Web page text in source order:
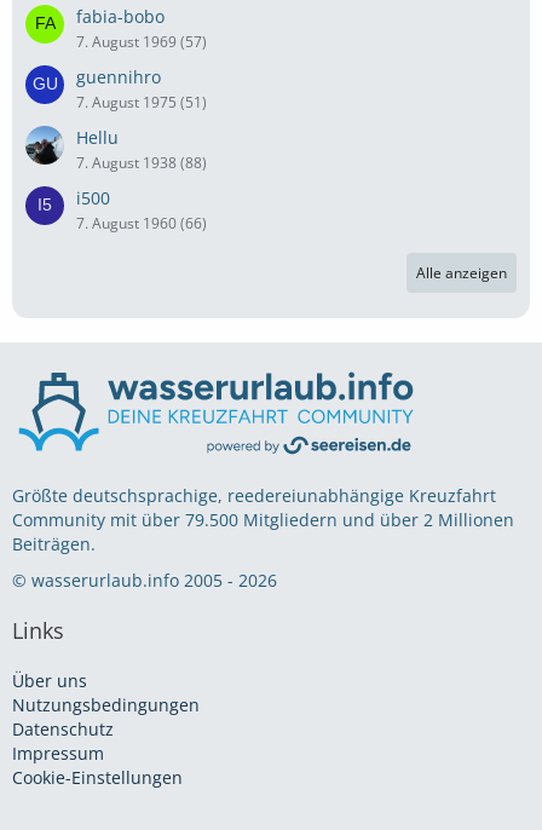
fabia-bobo
7. August 1969 (57)
guennihro
7. August 1975 (51)
Hellu
7. August 1938 (88)
i500
7. August 1960 (66)
Alle anzeigen
Größte deutschsprachige, reedereiunabhängige Kreuzfahrt
Community mit über 79.500 Mitgliedern und über 2 Millionen
Beiträgen.
© wasserurlaub.info 2005 - 2026
Links
Über uns
Nutzungsbedingungen
Datenschutz
Impressum
Cookie-Einstellungen